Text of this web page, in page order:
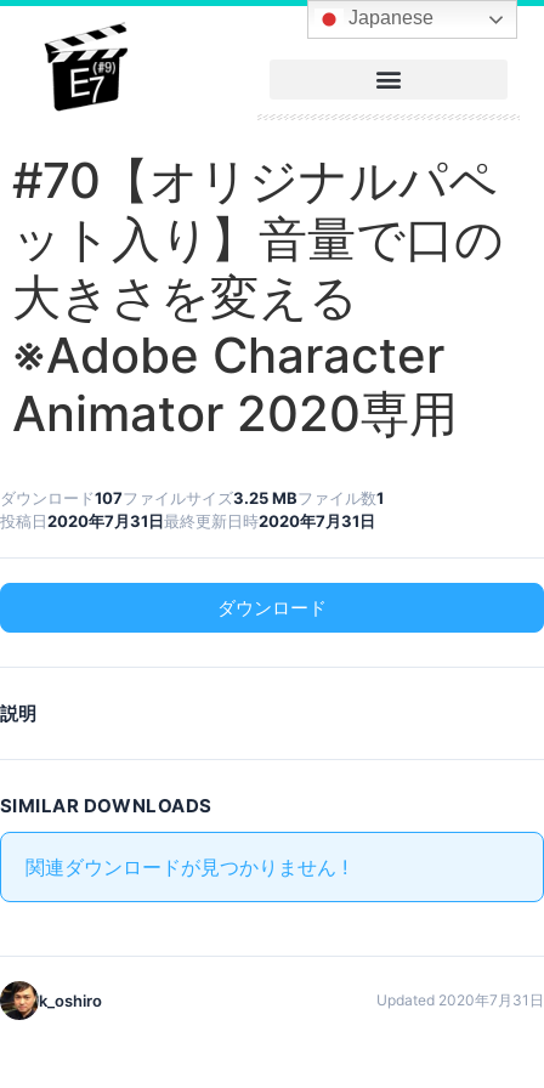
#70【オリジナルパペ
ット入り】音量で口の
大きさを変える
※Adobe Character
Animator 2020専用
ダウンロード107ファイルサイズ3.25 MBファイル数1
投稿日2020年7月31日最終更新日時2020年7月31日
ダウンロード
説明
SIMILAR DOWNLOADS
関連ダウンロードが見つかりません !
k_oshiro Updated 2020年7月31日
Japanese